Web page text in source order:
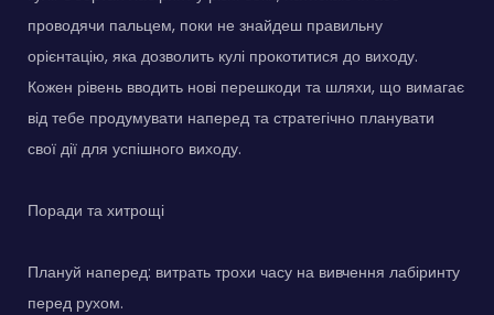
проводячи пальцем, поки не знайдеш правильну
орієнтацію, яка дозволить кулі прокотитися до виходу.
Кожен рівень вводить нові перешкоди та шляхи, що вимагає
від тебе продумувати наперед та стратегічно планувати
свої дії для успішного виходу.
Поради та хитрощі
Плануй наперед: витрать трохи часу на вивчення лабіринту
перед рухом.